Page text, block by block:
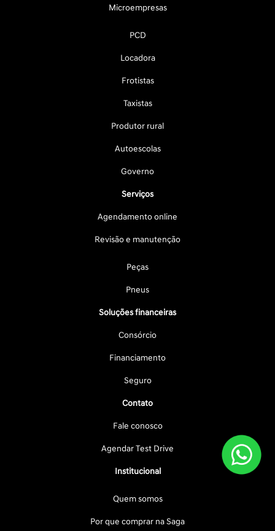
Microempresas
PCD
Locadora
Frotistas
Taxistas
Produtor rural
Autoescolas
Governo
Serviços
Agendamento online
Revisão e manutenção
Peças
Pneus
Soluções financeiras
Consórcio
Financiamento
Seguro
Contato
Fale conosco
Agendar Test Drive
Institucional
Quem somos
Por que comprar na Saga